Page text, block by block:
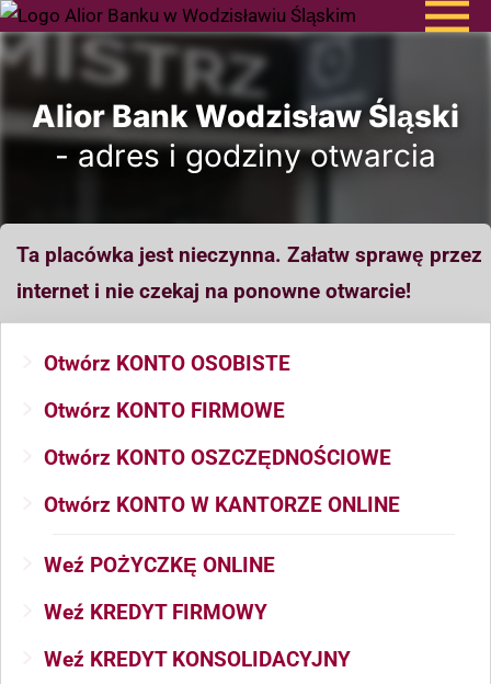
Alior Bank Wodzisław Śląski
- adres i godziny otwarcia
Ta placówka jest nieczynna. Załatw sprawę przez
internet i nie czekaj na ponowne otwarcie!
Otwórz KONTO OSOBISTE
Otwórz KONTO FIRMOWE
Otwórz KONTO OSZCZĘDNOŚCIOWE
Otwórz KONTO W KANTORZE ONLINE
Weź POŻYCZKĘ ONLINE
Weź KREDYT FIRMOWY
Weź KREDYT KONSOLIDACYJNY